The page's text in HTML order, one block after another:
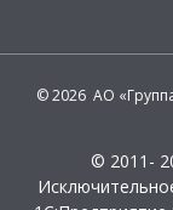
© 2026 АО
© 2011-